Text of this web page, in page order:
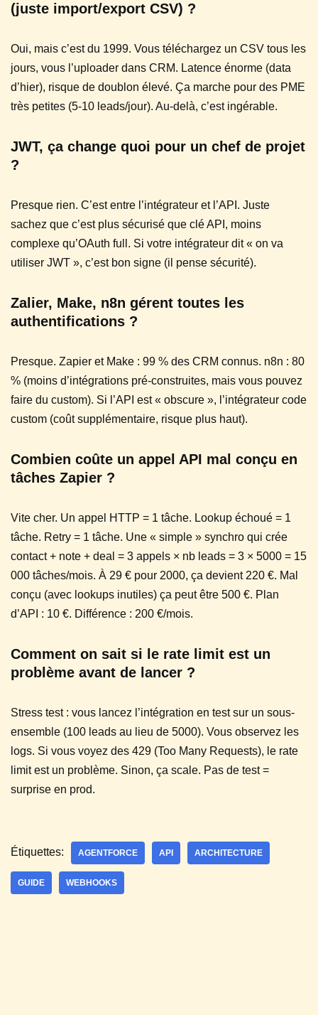
(juste import/export CSV) ?
Oui, mais c’est du 1999. Vous téléchargez un CSV tous les
jours, vous l’uploader dans CRM. Latence énorme (data
d’hier), risque de doublon élevé. Ça marche pour des PME
très petites (5-10 leads/jour). Au-delà, c’est ingérable.
JWT, ça change quoi pour un chef de projet
?
Presque rien. C’est entre l’intégrateur et l’API. Juste
sachez que c’est plus sécurisé que clé API, moins
complexe qu’OAuth full. Si votre intégrateur dit « on va
utiliser JWT », c’est bon signe (il pense sécurité).
Zalier, Make, n8n gérent toutes les
authentifications ?
Presque. Zapier et Make : 99 % des CRM connus. n8n : 80
% (moins d’intégrations pré-construites, mais vous pouvez
faire du custom). Si l’API est « obscure », l’intégrateur code
custom (coût supplémentaire, risque plus haut).
Combien coûte un appel API mal conçu en
tâches Zapier ?
Vite cher. Un appel HTTP = 1 tâche. Lookup échoué = 1
tâche. Retry = 1 tâche. Une « simple » synchro qui crée
contact + note + deal = 3 appels × nb leads = 3 × 5000 = 15
000 tâches/mois. À 29 € pour 2000, ça devient 220 €. Mal
conçu (avec lookups inutiles) ça peut être 500 €. Plan
d’API : 10 €. Différence : 200 €/mois.
Comment on sait si le rate limit est un
problème avant de lancer ?
Stress test : vous lancez l’intégration en test sur un sous-
ensemble (100 leads au lieu de 5000). Vous observez les
logs. Si vous voyez des 429 (Too Many Requests), le rate
limit est un problème. Sinon, ça scale. Pas de test =
surprise en prod.
Étiquettes: AGENTFORCE API ARCHITECTURE
GUIDE WEBHOOKS